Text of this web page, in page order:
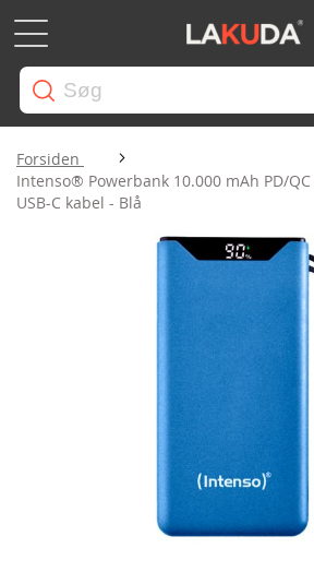
Forsiden
Intenso® Powerbank 10.000 mAh PD/QC
USB-C kabel - Blå